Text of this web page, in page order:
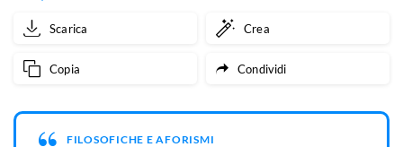
Scarica Crea
Copia Condividi
FILOSOFICHE E AFORISMI